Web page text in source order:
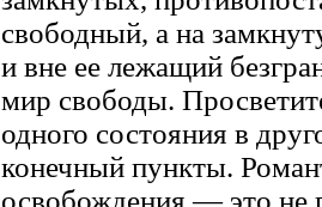
свободный, а на
и вне ее лежащий
мир свободы.
одного состояния в
конечный пункты.